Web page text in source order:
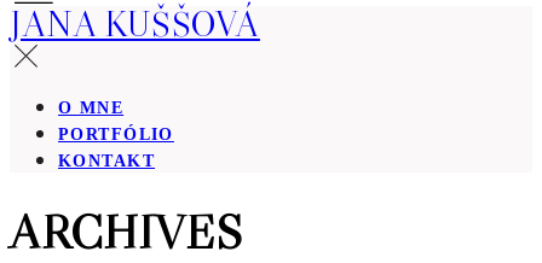
JANA KUŠŠOVÁ
O MNE
PORTFÓLIO
KONTAKT
ARCHIVES